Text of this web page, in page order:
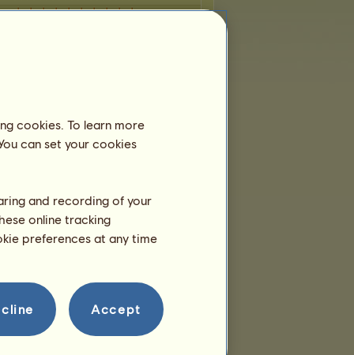
cookies. To learn more
can set your cookies
and recording of your
online tracking
preferences at any time
Accept